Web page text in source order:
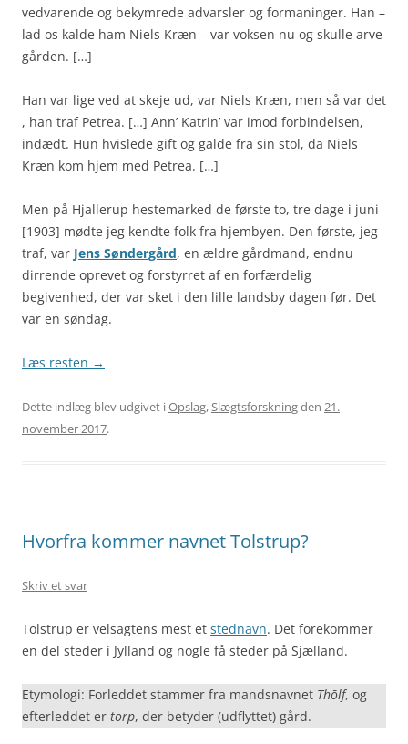
vedvarende og bekymrede advarsler og formaninger. Han –
lad os kalde ham Niels Kræn – var voksen nu og skulle arve
gården. […]
Han var lige ved at skeje ud, var Niels Kræn, men så var det
, han traf Petrea. […] Ann’ Katrin’ var imod forbindelsen,
indædt. Hun hvislede gift og galde fra sin stol, da Niels
Kræn kom hjem med Petrea. […]
Men på Hjallerup hestemarked de første to, tre dage i juni
[1903] mødte jeg kendte folk fra hjembyen. Den første, jeg
traf, var Jens Søndergård, en ældre gårdmand, endnu
dirrende oprevet og forstyrret af en forfærdelig
begivenhed, der var sket i den lille landsby dagen før. Det
var en søndag.
Læs resten →
Dette indlæg blev udgivet iOpslag,Slægtsforskningden 21.
november 2017.
Hvorfra kommer navnet Tolstrup?
Skriv et svar
Tolstrup er velsagtens mest et stednavn. Det forekommer
en del steder i Jylland og nogle få steder på Sjælland.
Etymologi: Forleddet stammer fra mandsnavnet Thōlf, og
efterleddet er torp, der betyder (udflyttet) gård.